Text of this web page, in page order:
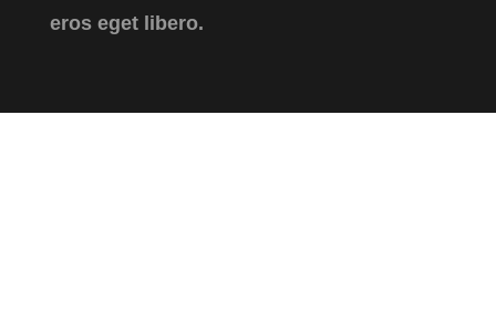
eros eget libero.